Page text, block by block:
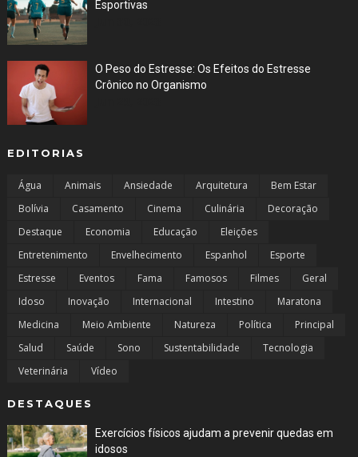
Esportivas
O Peso do Estresse: Os Efeitos do Estresse
Crônico no Organismo
EDITORIAS
Água Animais Ansiedade Arquitetura
Bem Estar
Bolívia
Casamento Cinema Culinária
Decoração
Destaque
Economia Educação
Eleições
Entretenimento
Envelhecimento Espanhol
Esporte
Estresse
Eventos Fama Famosos Filmes
Geral
Idoso
Inovação Internacional Intestino
Maratona
Medicina
Meio Ambiente Natureza Política
Principal
Salud
Saúde Sono Sustentabilidade
Tecnologia
Veterinária
Vídeo
DESTAQUES
Exercícios físicos ajudam a prevenir quedas em
idosos